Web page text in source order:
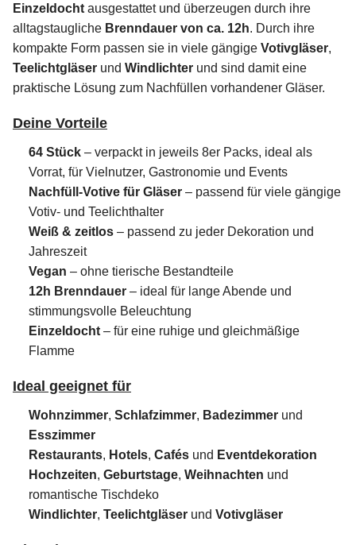
Einzeldocht ausgestattet und überzeugen durch ihre
alltagstaugliche Brenndauer von ca. 12h. Durch ihre
kompakte Form passen sie in viele gängige Votivgläser,
Teelichtgläser und Windlichter und sind damit eine
praktische Lösung zum Nachfüllen vorhandener Gläser.
Deine Vorteile
64 Stück – verpackt in jeweils 8er Packs, ideal als
Vorrat, für Vielnutzer, Gastronomie und Events
Nachfüll-Votive für Gläser – passend für viele gängige
Votiv- und Teelichthalter
Weiß & zeitlos – passend zu jeder Dekoration und
Jahreszeit
Vegan – ohne tierische Bestandteile
12h Brenndauer – ideal für lange Abende und
stimmungsvolle Beleuchtung
Einzeldocht – für eine ruhige und gleichmäßige
Flamme
Ideal geeignet für
Wohnzimmer, Schlafzimmer, Badezimmer und
Esszimmer
Restaurants, Hotels, Cafés und Eventdekoration
Hochzeiten, Geburtstage, Weihnachten und
romantische Tischdeko
Windlichter, Teelichtgläser und Votivgläser